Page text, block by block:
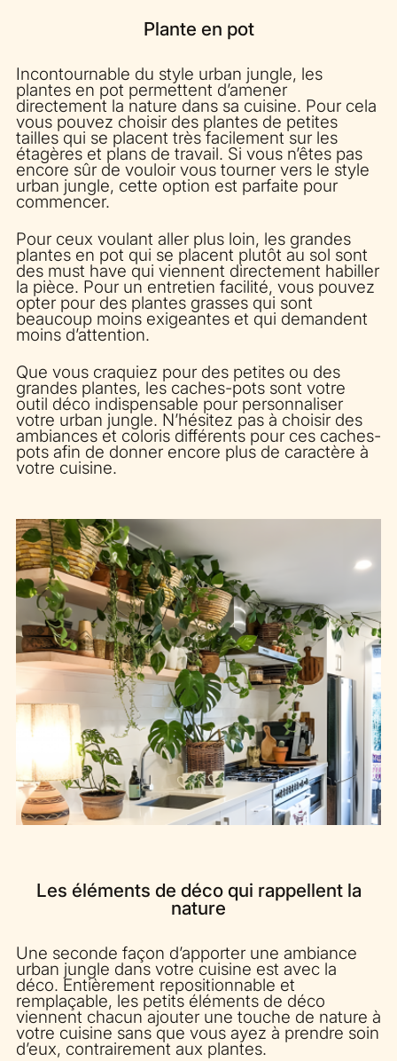
Plante en pot
Incontournable du style urban jungle, les
plantes en pot permettent d’amener
directement la nature dans sa cuisine. Pour cela
vous pouvez choisir des plantes de petites
tailles qui se placent très facilement sur les
étagères et plans de travail. Si vous n’êtes pas
encore sûr de vouloir vous tourner vers le style
urban jungle, cette option est parfaite pour
commencer.
Pour ceux voulant aller plus loin, les grandes
plantes en pot qui se placent plutôt au sol sont
des must have qui viennent directement habiller
la pièce. Pour un entretien facilité, vous pouvez
opter pour des plantes grasses qui sont
beaucoup moins exigeantes et qui demandent
moins d’attention.
Que vous craquiez pour des petites ou des
grandes plantes, les caches-pots sont votre
outil déco indispensable pour personnaliser
votre urban jungle. N’hésitez pas à choisir des
ambiances et coloris différents pour ces caches-
pots afin de donner encore plus de caractère à
votre cuisine.
Les éléments de déco qui rappellent la
nature
Une seconde façon d’apporter une ambiance
urban jungle dans votre cuisine est avec la
déco. Entièrement repositionnable et
remplaçable, les petits éléments de déco
viennent chacun ajouter une touche de nature à
votre cuisine sans que vous ayez à prendre soin
d’eux, contrairement aux plantes.